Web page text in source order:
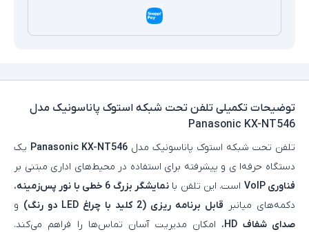
توضیحات تکمیلی تلفن تحت شبکه استوک پاناسونیک مدل
Panasonic KX-NT546
تلفن تحت شبکه استوک پاناسونیک مدل Panasonic KX-NT546 یک
دستگاه حرفه‌ا ی و پیشرفته برای استفاده در محیط‌های اداری مبتنی بر
فناوری VoIP
است. این تلفن با نمایشگر بزرگ 6 خطی با نور پس‌زمینه
،
دکمه‌های میانبر قابل برنامه‌ ریزی (2 کلید با چراغ LED دو رنگ)
و
صدای شفاف HD
، امکان مدیریت آسان تماس‌ها را فراهم می‌کند.